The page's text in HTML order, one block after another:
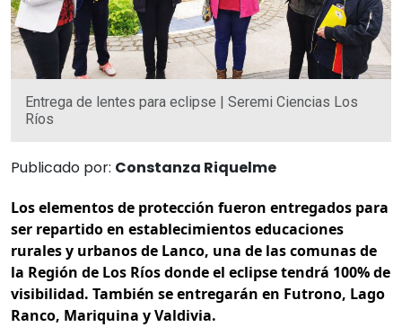
Entrega de lentes para eclipse | Seremi Ciencias Los
Ríos
Publicado por: Constanza Riquelme
Los elementos de protección fueron entregados para
ser repartido en establecimientos educaciones
rurales y urbanos de Lanco, una de las comunas de
la Región de Los Ríos donde el eclipse tendrá 100% de
visibilidad. También se entregarán en Futrono, Lago
Ranco, Mariquina y Valdivia.